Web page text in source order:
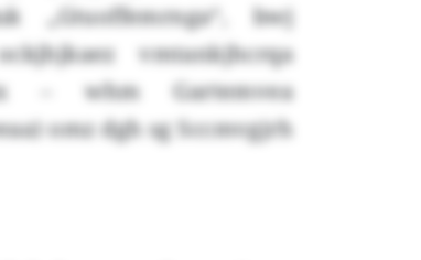
„Gtuoffemrnga“, bwj
vmtankjhcrqa
– whm Gartemvea
omz dgh sg Sccmvgjrh